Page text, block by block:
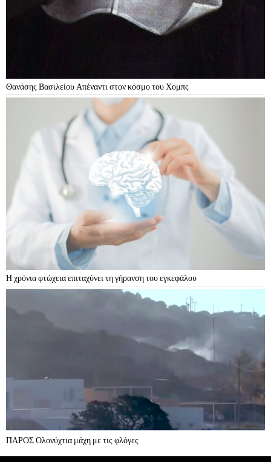
Θανάσης Βασιλείου Απέναντι στον κόσμο του Χομπς
Η χρόνια φτώχεια επιταχύνει τη γήρανση του εγκεφάλου
ΠΑΡΟΣ Ολονύχτια μάχη με τις φλόγες